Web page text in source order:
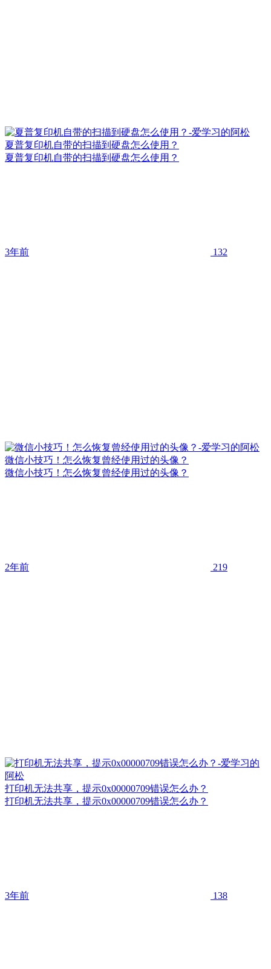
夏普复印机自带的扫描到硬盘怎么使用？
夏普复印机自带的扫描到硬盘怎么使用？
3年前 132
微信小技巧！怎么恢复曾经使用过的头像？
微信小技巧！怎么恢复曾经使用过的头像？
2年前 219
打印机无法共享，提示0x00000709错误怎么办？
打印机无法共享，提示0x00000709错误怎么办？
3年前 138